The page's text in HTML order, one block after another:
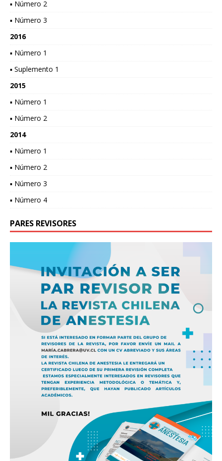
▪ Número 2
▪ Número 3
2016
▪ Número 1
▪ Suplemento 1
2015
▪ Número 1
▪ Número 2
2014
▪ Número 1
▪ Número 2
▪ Número 3
▪ Número 4
PARES REVISORES